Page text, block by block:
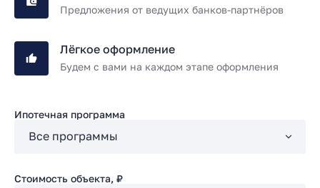
Предложения от ведущих банков-партнёров
Лёгкое оформление
Будем с вами на каждом этапе оформления
Ипотечная программа
Стоимость объекта, ₽